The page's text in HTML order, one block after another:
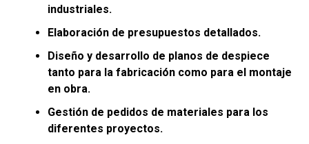
industriales.
Elaboración de presupuestos detallados.
Diseño y desarrollo de planos de despiece
tanto para la fabricación como para el montaje
en obra.
Gestión de pedidos de materiales para los
diferentes proyectos.